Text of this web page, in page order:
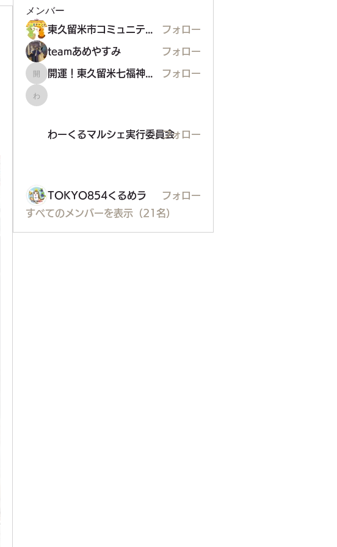
メンバー
フォロー
teamあめやすみ フォロー
開運！東久留米七福神めぐり
フォロー
わーくるマルシェ実行委員会
わーくるマルシェ実行委員会フォロー
TOKYO854くるめラ
フォロー
すべてのメンバーを表示（21名）